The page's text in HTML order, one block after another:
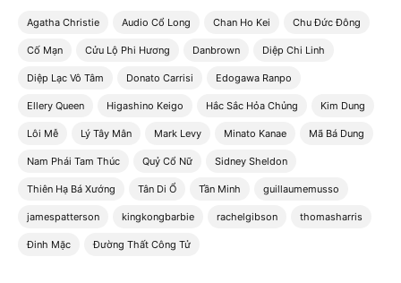
Agatha Christie Audio Cổ Long Chan Ho Kei Chu Đức Đông
Cố Mạn Cửu Lộ Phi Hương Danbrown Diệp Chi Linh
Diệp Lạc Vô Tâm Donato Carrisi Edogawa Ranpo
Ellery Queen Higashino Keigo Hắc Sắc Hỏa Chủng Kim Dung
Lôi Mễ Lý Tây Mân Mark Levy Minato Kanae Mã Bá Dung
Nam Phái Tam Thúc Quỷ Cổ Nữ Sidney Sheldon
Thiên Hạ Bá Xướng Tân Di Ổ Tần Minh guillaumemusso
jamespatterson kingkongbarbie rachelgibson thomasharris
Đinh Mặc Đường Thất Công Tử